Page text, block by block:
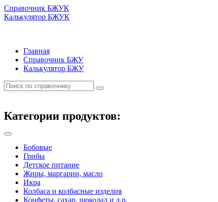
Справочник БЖУК
Калькулятор БЖУК
Главная
Справочник БЖУ
Калькулятор БЖУ
Категории продуктов:
Бобовые
Грибы
Детское питание
Жиры, маргарин, масло
Икра
Колбаса и колбасные изделия
Конфеты, сахар, шоколад и д.р.